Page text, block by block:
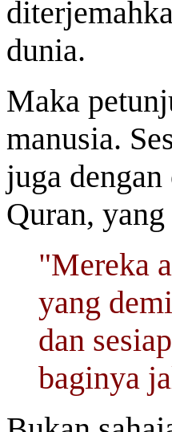
dunia.
Maka
manusia.
juga
Quran,
"Mereka
yang
dan
baginya